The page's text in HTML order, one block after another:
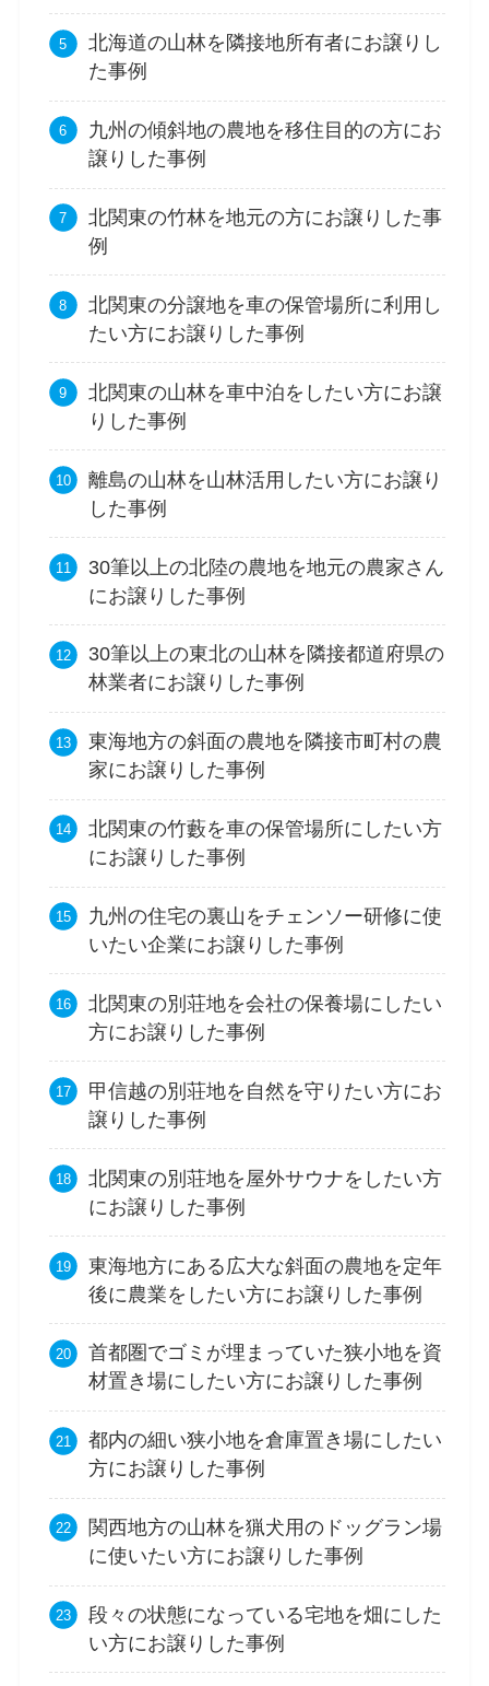
北海道の山林を隣接地所有者にお譲りし
た事例
九州の傾斜地の農地を移住目的の方にお
譲りした事例
北関東の竹林を地元の方にお譲りした事
例
北関東の分譲地を車の保管場所に利用し
たい方にお譲りした事例
北関東の山林を車中泊をしたい方にお譲
りした事例
離島の山林を山林活用したい方にお譲り
した事例
30筆以上の北陸の農地を地元の農家さん
にお譲りした事例
30筆以上の東北の山林を隣接都道府県の
林業者にお譲りした事例
東海地方の斜面の農地を隣接市町村の農
家にお譲りした事例
北関東の竹藪を車の保管場所にしたい方
にお譲りした事例
九州の住宅の裏山をチェンソー研修に使
いたい企業にお譲りした事例
北関東の別荘地を会社の保養場にしたい
方にお譲りした事例
甲信越の別荘地を自然を守りたい方にお
譲りした事例
北関東の別荘地を屋外サウナをしたい方
にお譲りした事例
東海地方にある広大な斜面の農地を定年
後に農業をしたい方にお譲りした事例
首都圏でゴミが埋まっていた狭小地を資
材置き場にしたい方にお譲りした事例
都内の細い狭小地を倉庫置き場にしたい
方にお譲りした事例
関西地方の山林を猟犬用のドッグラン場
に使いたい方にお譲りした事例
段々の状態になっている宅地を畑にした
い方にお譲りした事例